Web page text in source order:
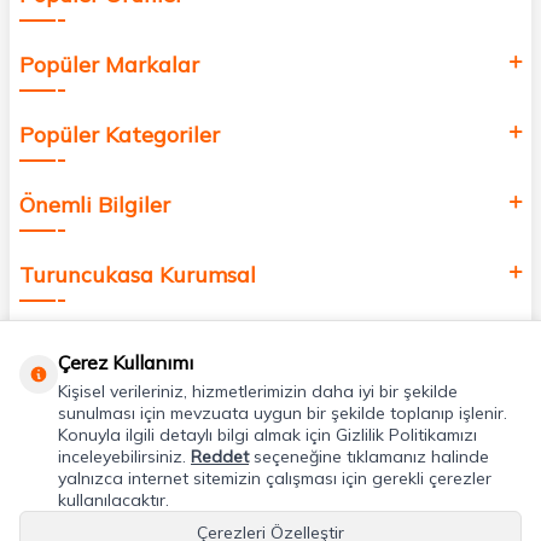
Popüler Markalar
Popüler Kategoriler
Önemli Bilgiler
Turuncukasa Kurumsal
Uygulamalarımız
Adres & İletişim
Çerez Kullanımı
Kişisel verileriniz, hizmetlerimizin daha iyi bir şekilde
sunulması için mevzuata uygun bir şekilde toplanıp işlenir.
Konuyla ilgili detaylı bilgi almak için Gizlilik Politikamızı
inceleyebilirsiniz. Reddetseçeneğine tıklamanız halinde
yalnızca internet sitemizin çalışması için gerekli çerezler
kullanılacaktır.
Çerezleri Özelleştir